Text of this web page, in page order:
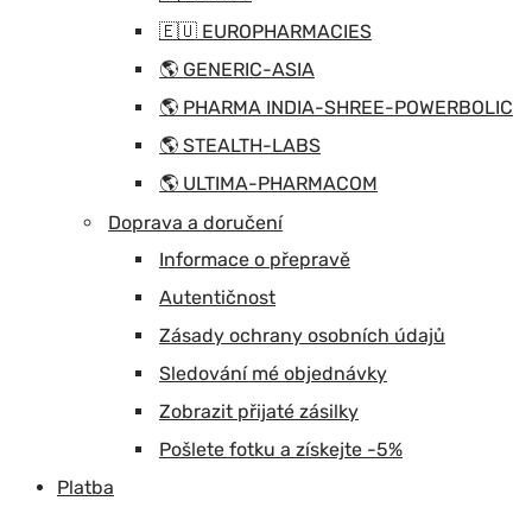
🇪🇺 EUROPHARMACIES
🌎 GENERIC-ASIA
🌎 PHARMA INDIA-SHREE-POWERBOLIC
🌎 STEALTH-LABS
🌎 ULTIMA-PHARMACOM
Doprava a doručení
Informace o přepravě
Autentičnost
Zásady ochrany osobních údajů
Sledování mé objednávky
Zobrazit přijaté zásilky
Pošlete fotku a získejte -5%
Platba